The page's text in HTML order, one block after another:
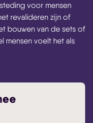
voor mensen
revalideren zijn of
bouwen van de sets of
mensen voelt het als